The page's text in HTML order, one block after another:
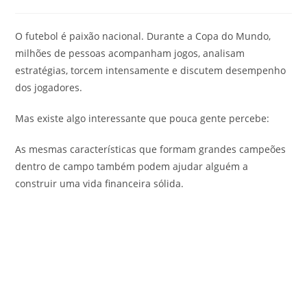
O futebol é paixão nacional. Durante a Copa do Mundo,
milhões de pessoas acompanham jogos, analisam
estratégias, torcem intensamente e discutem desempenho
dos jogadores.
Mas existe algo interessante que pouca gente percebe:
As mesmas características que formam grandes campeões
dentro de campo também podem ajudar alguém a
construir uma vida financeira sólida.